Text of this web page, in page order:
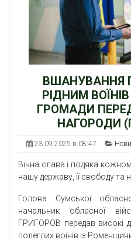
ВШАНУВАННЯ
РІДНИМ
ГРОМАДИ
НАГОРОДИ
23.09.2025 в 08:47
Вічна слава і подяка
нашу державу, її свободу та
Голова Сумської
начальник обласної
ГРИГОРОВ передав високі
полеглих воїнів із